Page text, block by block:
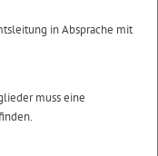
in Absprache mit
muss eine